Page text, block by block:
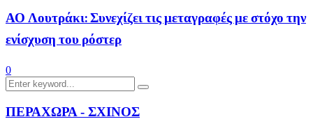
ΑΟ Λουτράκι: Συνεχίζει τις μεταγραφές με στόχο την
ενίσχυση του ρόστερ
0
Search
for:
Search
ΠΕΡΑΧΩΡΑ - ΣΧΙΝΟΣ